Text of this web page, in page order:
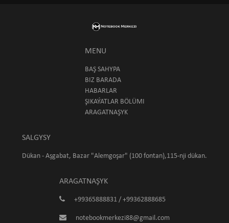
MENU
BAŞ SAHYPA
BIZ BARADA
HABARLAR
ŞIKAÝATLAR BÖLÜMI
ARAGATNAŞYK
SALGYSY
Dükan - Aşgabat, Bazar "Alemgoşar" (100 fontan),115-nji dükan.
ARAGATNAŞYK
+99365888831 / +99362888685
notebookmerkezi88@gmail.com